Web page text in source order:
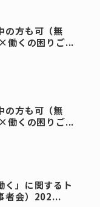
の方も可（無
働くの困りご...
の方も可（無
働くの困りご...
く」に関するト
者会）202...